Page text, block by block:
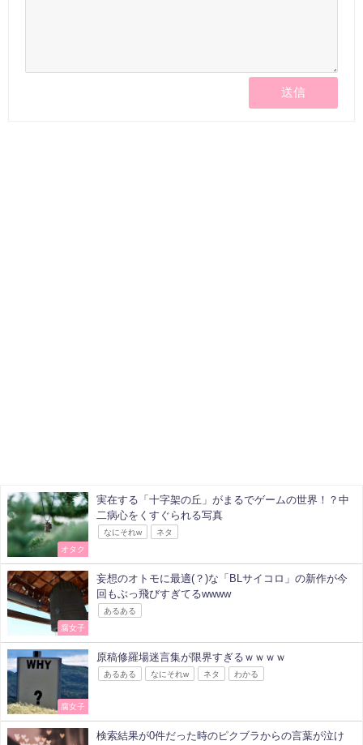
オタク
実在する「十字架の丘」がまるでゲームの世界！？中
二病心をくすぐられる写真
なにそれw ネタ
腐女子
妄想のオトモに最適(？)な「BLサイコロ」の新作が今
回もぶっ飛びすぎてるwwww
あるある
腐女子
原稿修羅場迷言集が限界すぎるｗｗｗｗ
あるある なにそれw ネタ わかる
検索結果が0件だった時のピクブラからの言葉が泣け